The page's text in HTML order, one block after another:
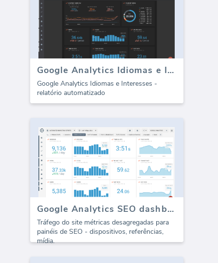
Google Analytics Idiomas e Interesses (relatório)
Google Analytics Idiomas e Interesses -
relatório automatizado
Google Analytics SEO dashboard - Todo o Tráfego
Tráfego do site métricas desagregadas para
painéis de SEO - dispositivos, referências,
mídia.